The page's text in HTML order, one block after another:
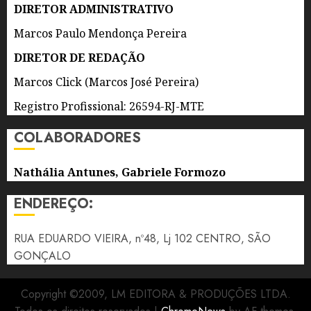
0
(8)
6 DE
DE 2026
DIRETOR ADMINISTRATIVO
Marcos Paulo Mendonça Pereira
DIRETOR DE REDAÇÃO
Marcos Click (Marcos José Pereira)
Registro Profissional: 26594-RJ-MTE
COLABORADORES
Nathália Antunes, Gabriele Formozo
ENDEREÇO:
RUA EDUARDO VIEIRA, nº48, Lj 102 CENTRO, SÃO
GONÇALO
Copyright ©2009, LM EDITORA & PRODUÇÕES LTDA.